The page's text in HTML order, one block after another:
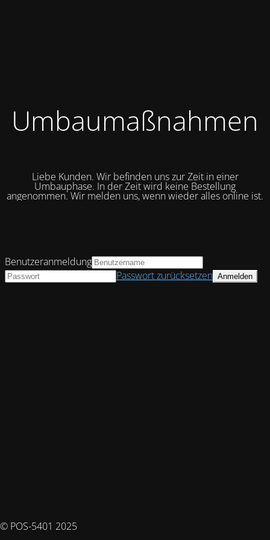
Umbaumaßnahmen
Liebe Kunden. Wir befinden uns zur Zeit in einer
Umbauphase. In der Zeit wird keine Bestellung
angenommen. Wir melden uns, wenn wieder alles online ist.
© POS-5401 2025
Benutzeranmeldung
Passwort zurücksetzen